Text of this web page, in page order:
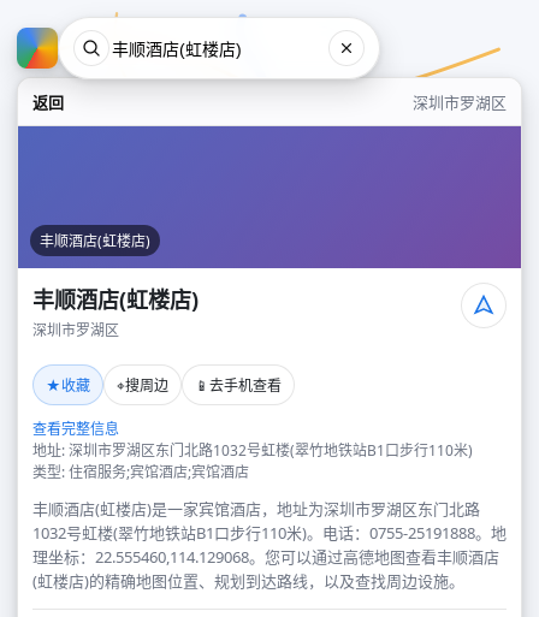
返回 深圳市罗湖区
丰顺酒店(虹楼店)
丰顺酒店(虹楼店)
深圳市罗湖区
★收藏 ⌖搜周边 📱 去手机查看
查看完整信息
地址: 深圳市罗湖区东门北路1032号虹楼(翠竹地铁站B1口步行110米)
类型: 住宿服务;宾馆酒店;宾馆酒店
丰顺酒店(虹楼店)是一家宾馆酒店，地址为深圳市罗湖区东门北路
1032号虹楼(翠竹地铁站B1口步行110米)。电话：0755-25191888。地
理坐标：22.555460,114.129068。您可以通过高德地图查看丰顺酒店
(虹楼店)的精确地图位置、规划到达路线，以及查找周边设施。